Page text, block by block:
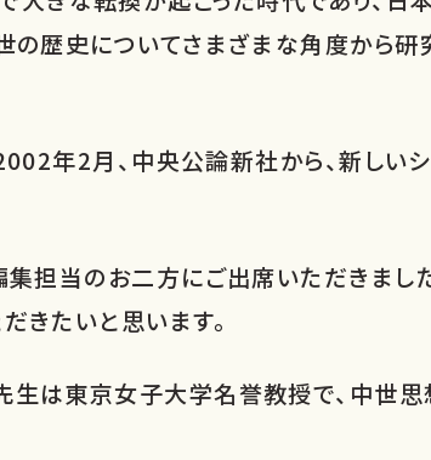
の歴史についてさまざまな角度から
年2月、中央公論新社から、新しい
集担当のお二方にご出席いただきま
きたいと思います。
は東京女子大学名誉教授で、中世思